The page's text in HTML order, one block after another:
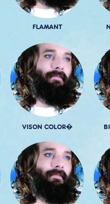
FLAMANT
VISON COLOR�